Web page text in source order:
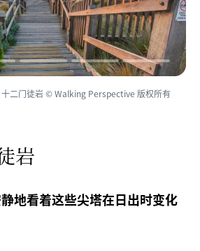
二门徒岩 © Walking Perspective 版权所有
岩
地看着这些尖塔在日出时变化